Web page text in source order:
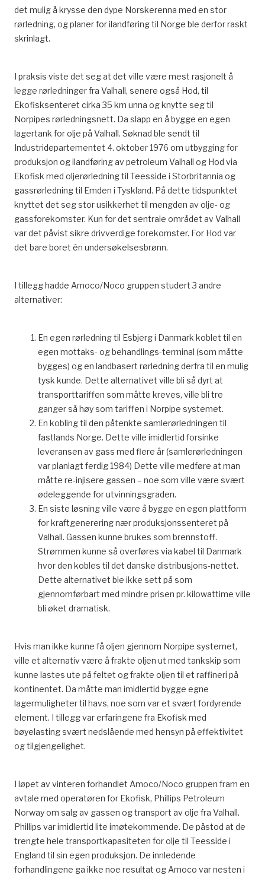
det mulig å krysse den dype Norskerenna med en stor
rørledning, og planer for ilandføring til Norge ble derfor raskt
skrinlagt.
I praksis viste det seg at det ville være mest rasjonelt å
legge rørledninger fra Valhall, senere også Hod, til
Ekofisksenteret cirka 35 km unna og knytte seg til
Norpipes rørledningsnett. Da slapp en å bygge en egen
lagertank for olje på Valhall. Søknad ble sendt til
Industridepartementet 4. oktober 1976 om utbygging for
produksjon og ilandføring av petroleum Valhall og Hod via
Ekofisk med oljerørledning til Teesside i Storbritannia og
gassrørledning til Emden i Tyskland. På dette tidspunktet
knyttet det seg stor usikkerhet til mengden av olje- og
gassforekomster. Kun for det sentrale området av Valhall
var det påvist sikre drivverdige forekomster. For Hod var
det bare boret én undersøkelsesbrønn.
I tillegg hadde Amoco/Noco gruppen studert 3 andre
alternativer:
En egen rørledning til Esbjerg i Danmark koblet til en
egen mottaks- og behandlings-terminal (som måtte
bygges) og en landbasert rørledning derfra til en mulig
tysk kunde. Dette alternativet ville bli så dyrt at
transporttariffen som måtte kreves, ville bli tre
ganger så høy som tariffen i Norpipe systemet.
En kobling til den påtenkte samlerørledningen til
fastlands Norge. Dette ville imidlertid forsinke
leveransen av gass med flere år (samlerørledningen
var planlagt ferdig 1984) Dette ville medføre at man
måtte re-injisere gassen – noe som ville være svært
ødeleggende for utvinningsgraden.
En siste løsning ville være å bygge en egen plattform
for kraftgenerering nær produksjonssenteret på
Valhall. Gassen kunne brukes som brennstoff.
Strømmen kunne så overføres via kabel til Danmark
hvor den kobles til det danske distribusjons-nettet.
Dette alternativet ble ikke sett på som
gjennomførbart med mindre prisen pr. kilowattime ville
bli øket dramatisk.
Hvis man ikke kunne få oljen gjennom Norpipe systemet,
ville et alternativ være å frakte oljen ut med tankskip som
kunne lastes ute på feltet og frakte oljen til et raffineri på
kontinentet. Da måtte man imidlertid bygge egne
lagermuligheter til havs, noe som var et svært fordyrende
element. I tillegg var erfaringene fra Ekofisk med
bøyelasting svært nedslående med hensyn på effektivitet
og tilgjengelighet.
I løpet av vinteren forhandlet Amoco/Noco gruppen fram en
avtale med operatøren for Ekofisk, Phillips Petroleum
Norway om salg av gassen og transport av olje fra Valhall.
Phillips var imidlertid lite imøtekommende. De påstod at de
trengte hele transportkapasiteten for olje til Teesside i
England til sin egen produksjon. De innledende
forhandlingene ga ikke noe resultat og Amoco var nesten i